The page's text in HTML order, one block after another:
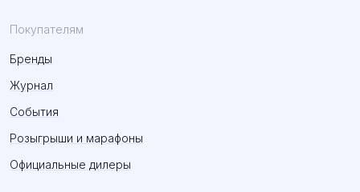
Покупателям
Бренды
Журнал
События
Розыгрыши и марафоны
Официальные дилеры